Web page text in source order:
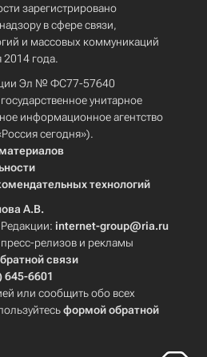
зарегистрировано
в сфере связи,
и массовых коммуникаций
года.
Эл № ФС77-57640
унитарное
информационное агентство
сегодня»).
технологий
А.В.
internet-group@ria.ru
релизов и рекламы
связи
645-6601
или сообщить обо всех
формой обратной